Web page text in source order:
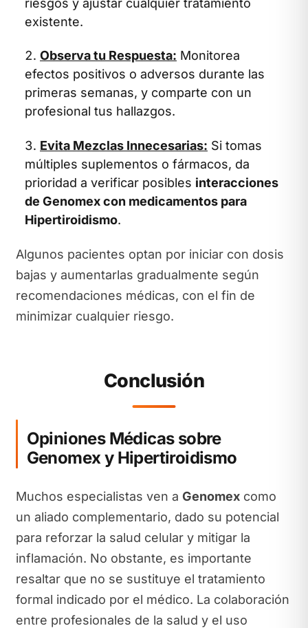
existente.
Observa tu Respuesta: Monitorea
efectos positivos o adversos durante las
primeras semanas, y comparte con un
profesional tus hallazgos.
Evita Mezclas Innecesarias: Si tomas
múltiples suplementos o fármacos, da
prioridad a verificar posibles interacciones
de Genomex con medicamentos para
Hipertiroidismo.
Algunos pacientes optan por iniciar con dosis
bajas y aumentarlas gradualmente según
recomendaciones médicas, con el fin de
minimizar cualquier riesgo.
Conclusión
Opiniones Médicas sobre
Genomex y Hipertiroidismo
Muchos especialistas ven a Genomexcomo
un aliado complementario, dado su potencial
para reforzar la salud celular y mitigar la
inflamación. No obstante, es importante
resaltar que no se sustituye el tratamiento
formal indicado por el médico. La colaboración
entre profesionales de la salud y el uso